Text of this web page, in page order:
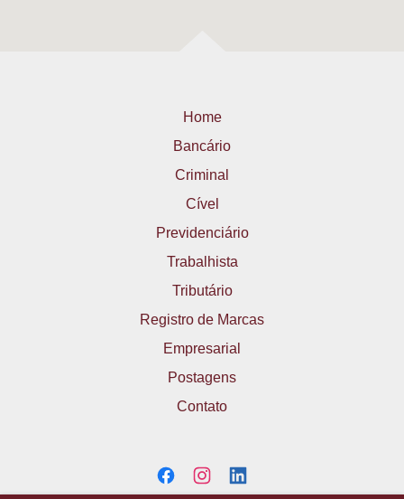
Home
Bancário
Criminal
Cível
Previdenciário
Trabalhista
Tributário
Registro de Marcas
Empresarial
Postagens
Contato